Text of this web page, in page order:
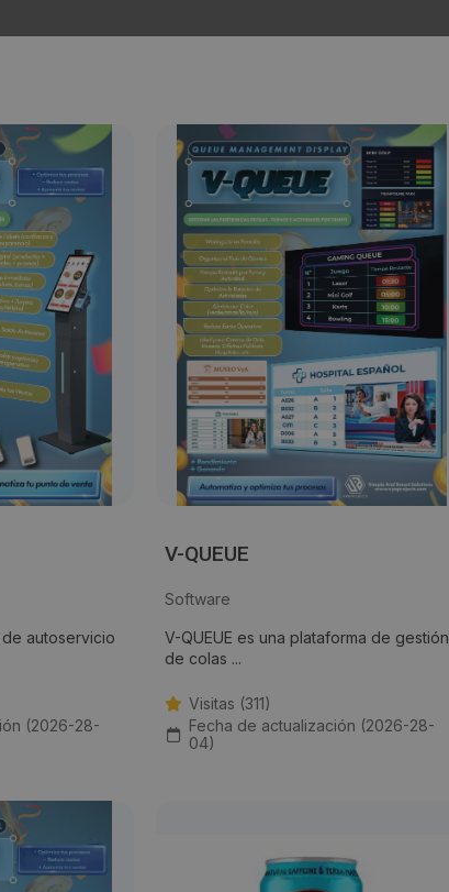
autoservicio
(2026-28-
V-QUEUE
Software
V-QUEUE es una plataforma de gestión
de colas ...
Visitas (311)
Fecha de actualización (2026-28-
04)